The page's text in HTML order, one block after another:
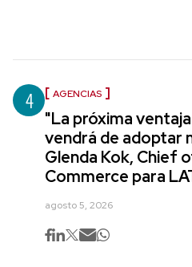
4 AGENCIAS
"La próxima
vendrá de adoptar
Glenda Kok, Chief
Commerce para
agosto 5, 2026